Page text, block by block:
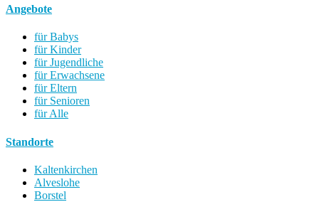
Angebote
für Babys
für Kinder
für Jugendliche
für Erwachsene
für Eltern
für Senioren
für Alle
Standorte
Kaltenkirchen
Alveslohe
Borstel